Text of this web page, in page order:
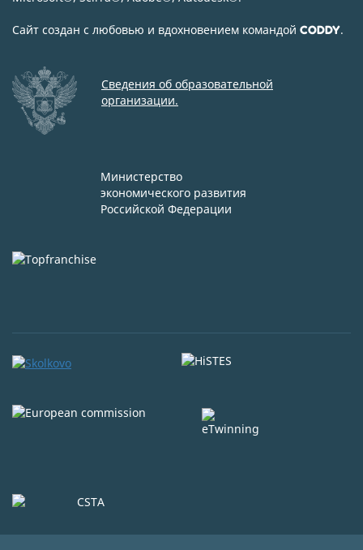
Сайт создан с любовью и вдохновением командой CODDY.
Сведения об образовательной
организации.
Министерство
экономического развития
Российской Федерации